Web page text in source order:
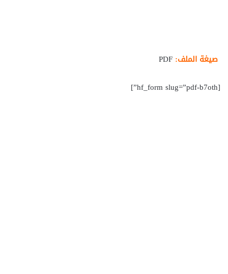
صيغة الملف:
[hf_form slug=”pdf-b7oth”]